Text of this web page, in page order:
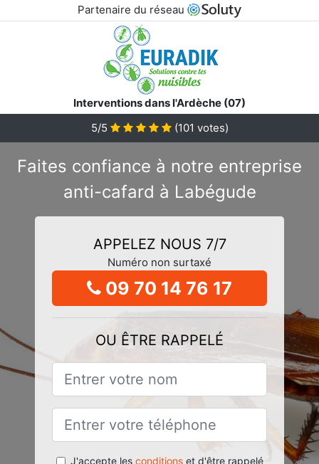
Partenaire du réseau
Interventions dans l'Ardèche (07)
5/5
(101 votes)
Faites confiance à notre entreprise
anti-cafard à Labégude
APPELEZ NOUS 7/7
Numéro non surtaxé
09 70 14 76 17
OU ÊTRE RAPPELÉ
J'accepte les conditionset d'être rappelé